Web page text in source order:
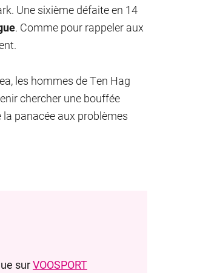
Une sixième défaite en 14
. Comme pour rappeler aux
les hommes de Ten Hag
chercher une bouffée
la panacée aux problèmes
surVOOSPORT